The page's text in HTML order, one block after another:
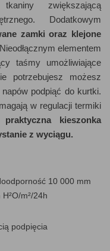
zwiększającą
Dodatkowym
zamki oraz klejone
elementem
taśmy umożliwiające
potrzebujesz możesz
podpiąć do kurtki.
w regulacji termiki
kieszonka
z wyciągu.
10 000 mm
m²/24h
podpięcia